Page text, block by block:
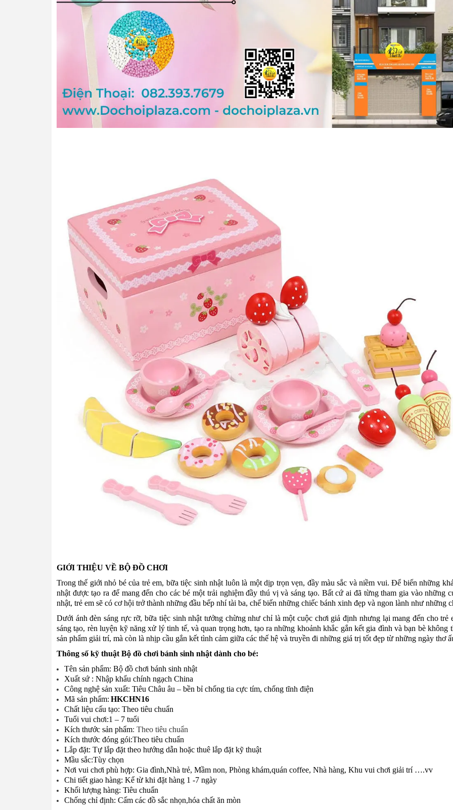
GIỚI THIỆU VỀ BỘ ĐỒ CHƠI
Trong thế giới nhỏ bé của trẻ em, bữa tiệc sinh nhật luôn là một dịp trọn vẹn, đầy màu sắc và niềm vui. Để biến những
nhật được tạo ra để mang đến cho các bé một trải nghiệm đầy thú vị và sáng tạo. Bất cứ ai đã từng tham gia vào những
nhật, trẻ em sẽ có cơ hội trở thành những đầu bếp nhí tài ba, chế biến những chiếc bánh xinh đẹp và ngon lành như những
Dưới ánh đèn sáng rực rỡ, bữa tiệc sinh nhật tưởng chừng như chỉ là một cuộc chơi giả định nhưng lại mang đến cho
sáng tạo, rèn luyện kỹ năng xử lý tinh tế, và quan trọng hơn, tạo ra những khoảnh khắc gắn kết gia đình và bạn bè
sản phẩm giải trí, mà còn là nhịp cầu gắn kết tình cảm giữa các thế hệ và truyền đi những giá trị tốt đẹp từ những ngày thơ
Thông số kỹ thuật Bộ đồ chơi bánh sinh nhật dành cho bé:
Tên sản phẩm: Bộ đồ chơi bánh sinh nhật
Xuất sứ : Nhập khẩu chính ngạch China
Công nghệ sản xuất: Tiêu Châu âu – bền bỉ chống tia cực tím, chống tĩnh điện
Mã sản phẩm: HKCHN16
Chất liệu cấu tạo: Theo tiêu chuẩn
Tuổi vui chơi:1 – 7 tuổi
Kích thước sản phẩm: Theo tiêu chuẩn
Kích thước đóng gói:Theo tiêu chuẩn
Lắp đặt: Tự lắp đặt theo hướng dẫn hoặc thuê lắp đặt kỹ thuật
Mầu sắc:Tùy chọn
Nơi vui chơi phù hợp: Gia đình,Nhà trẻ, Mầm non, Phòng khám,quán coffee, Nhà hàng, Khu vui chơi giải trí ….vv
Chi tiết giao hàng: Kể từ khi đặt hàng 1 -7 ngày
Khối lượng hàng: Tiêu chuẩn
Chống chỉ định: Cấm các đồ sắc nhọn,hóa chất ăn mòn